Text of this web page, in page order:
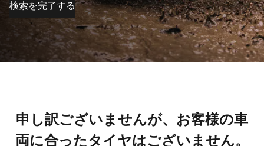
検索を完了する
申し訳ございませんが、お客様の車
両に合ったタイヤはございません。